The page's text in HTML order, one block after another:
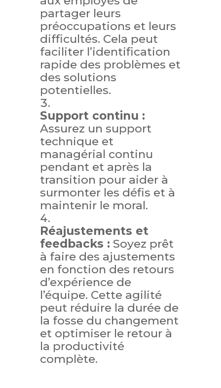
partager leurs
préoccupations et leurs
difficultés. Cela peut
faciliter l’identification
rapide des problèmes et
des solutions
potentielles.
Support continu :
Assurez un support
technique et
managérial continu
pendant et après la
transition pour aider à
surmonter les défis et à
maintenir le moral.
Réajustements et
feedbacks : Soyez prêt
à faire des ajustements
en fonction des retours
d’expérience de
l’équipe. Cette agilité
peut réduire la durée de
la fosse du changement
et optimiser le retour à
la productivité
complète.